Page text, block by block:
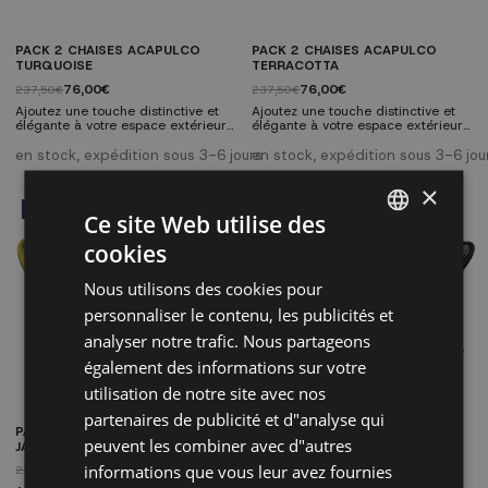
PACK 2 CHAISES ACAPULCO
TURQUOISE
237,50€76,00€
Ajoutez une touche distinctive et
élégante à votre espace extérieur
Acapulco turquoise. Inspirées du
design mexicain emblématique,
confort pour créer une ambiance
jardin. Caractéristiques
techniques: Dimensions: Largeur
70,5 cm, Hauteur 84 cm
Profondeur...
en stock, expédition sous 3-6 jours
PACK 2 CHAISES ACAPULCO
TERRACOTTA
237,50€76,00€
Ajoutez une touche distinctive et
élégante à votre espace extérieur
Acapulco terracotta. Inspirées du
design mexicain emblématique,
confort pour créer une ambiance
cosy sur votre terrasse ou votre
jardin. Caractéristiques
techniques: Dimensions: Largeur
en stock, expédition sous 3-6
PACK 2 CHAISES ACAPULCO
JAUNES
237,50€
76,00€
PACK 2 CHAISES ACAPULCO
NOIRES
237,50€76,00€
×
Ce site Web utilise des
cookies
Nous utilisons des cookies pour
personnaliser le contenu, les publicités et
analyser notre trafic. Nous partageons
également des informations sur votre
utilisation de notre site avec nos
partenaires de publicité et d"analyse qui
peuvent les combiner avec d"autres
informations que vous leur avez fournies